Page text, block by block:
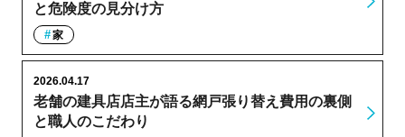
と危険度の見分け方
家
老舗の建具店店主が語る網戸張り替え費用の裏側
と職人のこだわり
2026.04.17